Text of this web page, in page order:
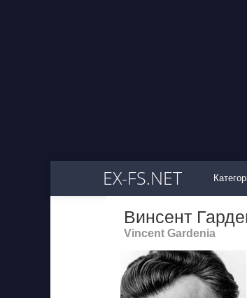
EX-FS.NET
Винсент
Vincent Gardenia